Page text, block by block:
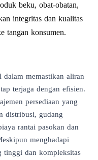
beku, obat-obatan,
integritas dan kualitas
tangan konsumen.
dalam memastikan aliran
terjaga dengan efisien.
persediaan yang
distribusi, gudang
rantai pasokan dan
menghadapi
tinggi dan kompleksitas